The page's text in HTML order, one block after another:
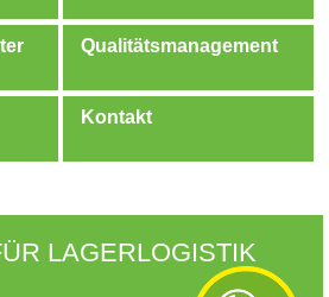
Qualitätsmanagement
Kontakt
LAGERLOGISTIK